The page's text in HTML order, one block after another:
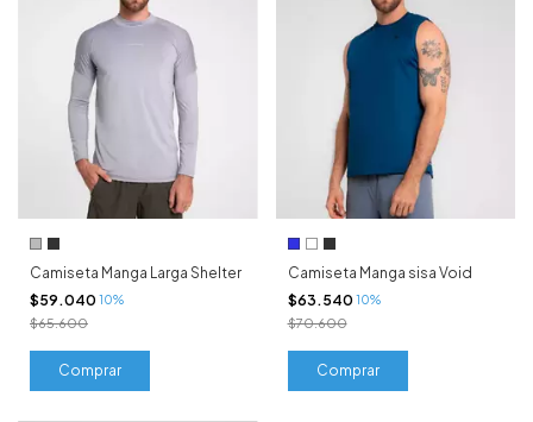
Camiseta Manga Larga Shelter
$59.040 10%
$65.600
Comprar
Camiseta Manga sisa Void
$63.540 10%
$70.600
Comprar